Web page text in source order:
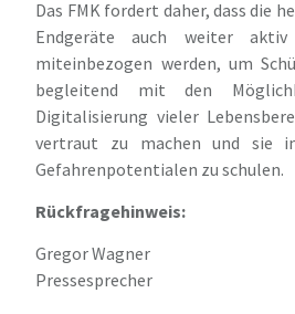
Das FMK fordert daher, dass die
Endgeräte auch weiter
miteinbezogen werden, um
begleitend mit den
Digitalisierung vieler
vertraut zu machen und sie
Gefahrenpotentialen zu schulen.
Rückfragehinweis:
Gregor Wagner
Pressesprecher